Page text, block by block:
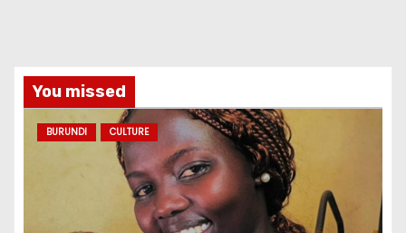
You missed
BURUNDI CULTURE